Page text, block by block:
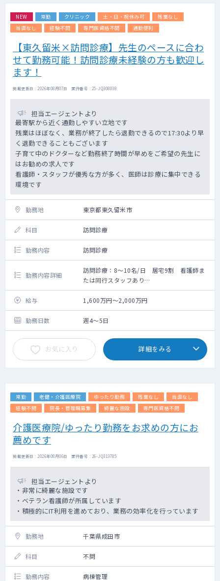
報共有を行います。
・17:30退社
各自のタスクを終わらせ、オンコール担当
フから退社していきます。
≪その他≫
ファーストは看護師、セカンドで医師、必
回/週
待機手当10,000円、出動手当18～22時
10,000円/回 22～翌6時20,000円/回
※オンコールは自宅待機となります
※ほとんどが看護師のファーストコール対
※オンコール呼び出しの際はタクシー利用
オンコール対応セット一式をお渡し致し
・電子カルテ（モバカル）
・総勢約15名体制、患者数も伸びており、今
後も増員傾向です
常勤医師3名+非常勤1名、看護師8名、事務
5名の体制です
NEW 常勤 クリニック 土・日・祝休み可
残業なし
当直なし
経験不問 専門医資格不問 通勤便利
【東久留米×訪問診療】先生のペースに合わ
せて勤務可能！訪問診療未経験の方も歓迎し
ます！
掲載更新日 : 2026年08月07日 案件番号 : 25-JQ308038
担当エージェントより
最寄駅から近く通勤しやすい立地です
残業はほぼなく、業務が終了したら退勤できるので17:30より早
く退勤できることもございます
子育て中のドクターなど勤務終了時間が早めをご希望の先生に
はお勧めの求人です
看護師・スタッフが優秀な方が多く、医師は診療に集中できる
環境です
勤務地 東京都東久留米市
科目 訪問診療
勤務内容 訪問診療
勤務内容詳細
訪問診療：8～10名/日 居宅9割 看護師ま
たは同行スタッフあり
未経験でも院長が指導いたしま
す
医師体制 ：常勤2名（院長含む） 非常勤2
名
給与 1,600万円～2,000万円
勤務日数 週4～5日
お気に入り 詳細をみる
常勤 老健・介護医療院 ゆったり勤務 残業なし
当直なし
経験不問
院長・管理職募集 綺麗な施設 専門医資格不問
介護医療院/ゆったり勤務をお求めの方にお
薦めです
掲載更新日 : 2026年08月06日 案件番号 : 26-JQ313785
担当エージェントより
・非常に綺麗な施設です
・ベテラン看護師が所属しています
・積極的にIT利用を進めており、業務の効率化を行っています
勤務地 千葉県成田市
科目 不問
勤務内容 病棟管理